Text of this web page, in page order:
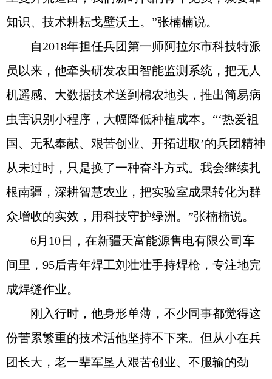
知识、技术耕耘戈壁沃土。”张楠楠说。
自2018年担任兵团第一师阿拉尔市科技特派
员以来，他牵头研发农田智能监测系统，把无人
机遥感、大数据技术送到棉农地头，推出简易病
虫害识别小程序，大幅降低种植成本。“‘热爱祖
国、无私奉献、艰苦创业、开拓进取’的兵团精神
从未过时，只是换了一种奋斗方式。我会继续扎
根南疆，深耕智慧农业，把实验室成果转化为群
众增收的实效，用科技守护绿洲。”张楠楠说。
6月10日，在新疆天富能源售电有限公司车
间里，95后青年焊工刘壮壮手持焊枪，专注地完
成焊缝作业。
刚入行时，他身形单薄，不少同事都觉得这
份苦累繁重的技术活他坚持不下来。但从小在兵
团长大，老一辈军垦人艰苦创业、不服输的劲